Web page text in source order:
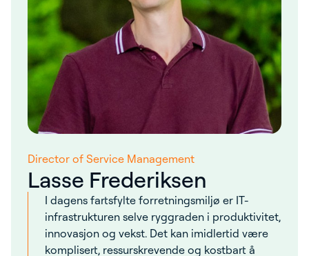
Lasse Frederiksen
Director of Service Management
I dagens fartsfylte forretningsmiljø er IT-
infrastrukturen selve ryggraden i produktivitet,
innovasjon og vekst. Det kan imidlertid være
komplisert, ressurskrevende og kostbart å